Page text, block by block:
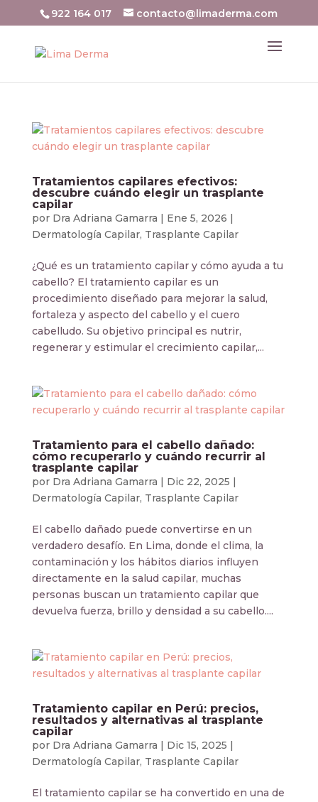
922 164 017 contacto@limaderma.com
Tratamientos capilares efectivos:
descubre cuándo elegir un trasplante
capilar
por Dra Adriana Gamarra | Ene 5, 2026 |
Dermatología Capilar, Trasplante Capilar
¿Qué es un tratamiento capilar y cómo ayuda a tu
cabello? El tratamiento capilar es un
procedimiento diseñado para mejorar la salud,
fortaleza y aspecto del cabello y el cuero
cabelludo. Su objetivo principal es nutrir,
regenerar y estimular el crecimiento capilar,...
Tratamiento para el cabello dañado:
cómo recuperarlo y cuándo recurrir al
trasplante capilar
por Dra Adriana Gamarra | Dic 22, 2025 |
Dermatología Capilar, Trasplante Capilar
El cabello dañado puede convertirse en un
verdadero desafío. En Lima, donde el clima, la
contaminación y los hábitos diarios influyen
directamente en la salud capilar, muchas
personas buscan un tratamiento capilar que
devuelva fuerza, brillo y densidad a su cabello....
Tratamiento capilar en Perú: precios,
resultados y alternativas al trasplante
capilar
por Dra Adriana Gamarra | Dic 15, 2025 |
Dermatología Capilar, Trasplante Capilar
El tratamiento capilar se ha convertido en una de